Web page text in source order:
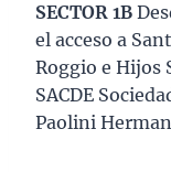
SECTOR 1B
el acceso a
Roggio e Hijos
SACDE
Paolini